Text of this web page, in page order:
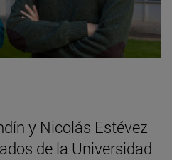
y Nicolás Estévez
de la Universidad